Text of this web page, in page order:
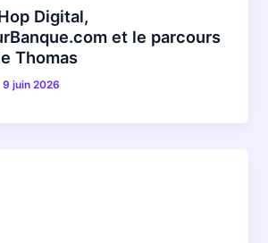
Digital,
et le parcours
Thomas
9 juin 2026